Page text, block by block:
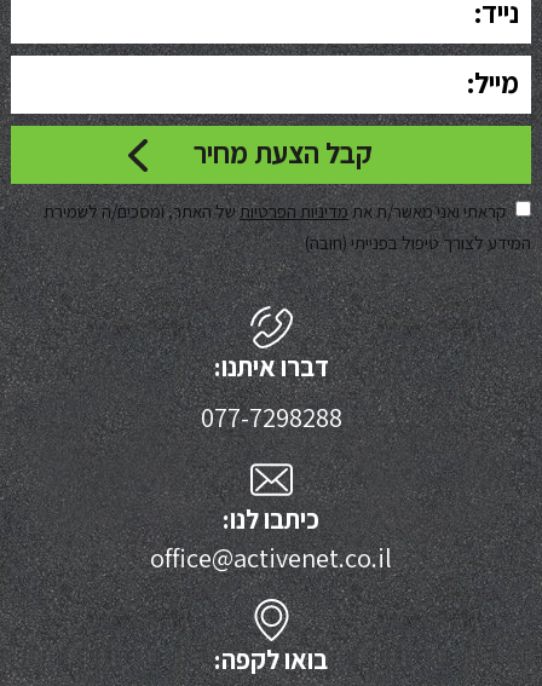
קראתי ואני מאשר/ת אתמדיניות הפרטיותשל האתר, ומסכים/ה לשמירת
המידע לצורך טיפול בפנייתי (חובה)
דברו איתנו:
077-7298288
כיתבו לנו:
office@activenet.co.il
בואו לקפה: